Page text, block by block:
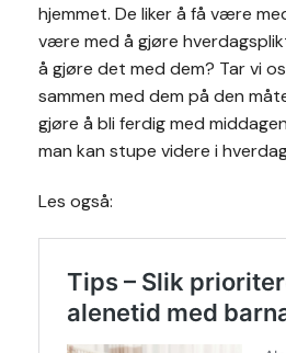
hjemmet. De liker å få være
være med å gjøre
å gjøre det med dem? Tar vi
sammen med dem på den
gjøre å bli ferdig med
man kan stupe videre i
Les også: